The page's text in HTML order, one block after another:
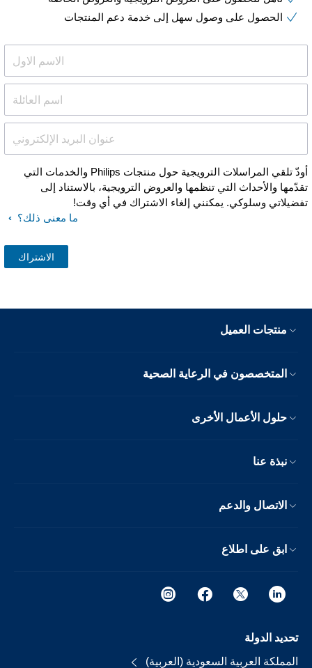
الحصول على وصول سهل إلى خدمة دعم المنتجات
الاسم الاول
اسم العائلة
عنوان البريد الإلكتروني
أودّ تلقي المراسلات الترويجية حول منتجات Philips والخدمات التي
والأحداث التي تنظمها والعروض الترويجية، بالاستناد إلى
وسلوكي. يمكنني إلغاء الاشتراك في أي وقت!
ما معنى ذلك؟
منتجات العميل
المتخصصون في الرعاية الصحية
حلول الأعمال الأخرى
نبذة عنا
الاتصال والدعم
ابق على اطلاع
تحديد الدولة
المملكة العربية السعودية (العربية)